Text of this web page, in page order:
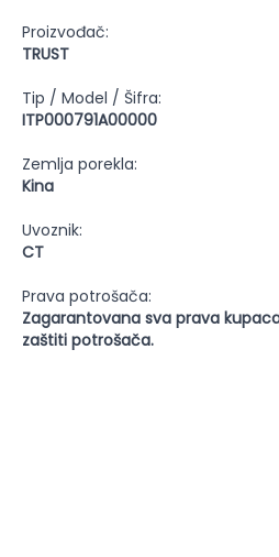
Proizvođač:
TRUST
Tip / Model / Šifra:
ITP000791A00000
Zemlja porekla:
Kina
Uvoznik:
CT
Prava potrošača:
Zagarantovana sva prava
zaštiti potrošača.